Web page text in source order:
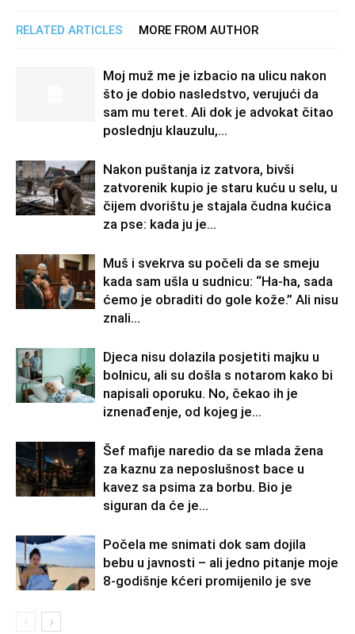
RELATED ARTICLES MORE FROM AUTHOR
Moj muž me je izbacio na ulicu nakon
što je dobio nasledstvo, verujući da
sam mu teret. Ali dok je advokat čitao
poslednju klauzulu,...
Nakon puštanja iz zatvora, bivši
zatvorenik kupio je staru kuću u selu, u
čijem dvorištu je stajala čudna kućica
za pse: kada ju je...
Muš i svekrva su počeli da se smeju
kada sam ušla u sudnicu: “Ha-ha, sada
ćemo je obraditi do gole kože.” Ali nisu
znali...
Djeca nisu dolazila posjetiti majku u
bolnicu, ali su došla s notarom kako bi
napisali oporuku. No, čekao ih je
iznenađenje, od kojeg je...
Šef mafije naredio da se mlada žena
za kaznu za neposlušnost bace u
kavez sa psima za borbu. Bio je
siguran da će je...
Počela me snimati dok sam dojila
bebu u javnosti – ali jedno pitanje moje
8-godišnje kćeri promijenilo je sve